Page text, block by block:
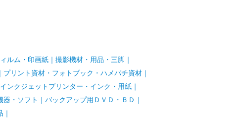
ルム・印画紙 撮影機材・用品・三脚
プリント資材・フォトブック・ハメパチ資材
インクジェットプリンター・インク・用紙
器・ソフト バックアップ用ＤＶＤ・ＢＤ